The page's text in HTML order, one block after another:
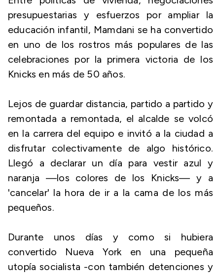
presupuestarias y esfuerzos por ampliar la
educación infantil, Mamdani se ha convertido
en uno de los rostros más populares de las
celebraciones por la primera victoria de los
Knicks en más de 50 años.
Lejos de guardar distancia, partido a partido y
remontada a remontada, el alcalde se volcó
en la carrera del equipo e invitó a la ciudad a
disfrutar colectivamente de algo histórico.
Llegó a declarar un día para vestir azul y
naranja —los colores de los Knicks— y a
'cancelar' la hora de ir a la cama de los más
pequeños.
Durante unos días y como si hubiera
convertido Nueva York en una pequeña
utopía socialista -con también detenciones y